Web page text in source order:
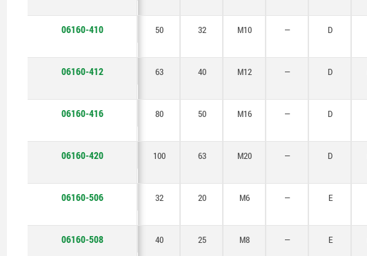
06160-410 50 32 M10 — D
06160-412 63 40 M12 — D
06160-416 80 50 M16 — D
06160-420 100 63 M20 — D
06160-506 32 20 M6 — E
06160-508 40 25 M8 — E